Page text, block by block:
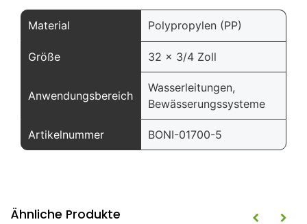
Material Polypropylen (PP)
Größe 32 x 3/4 Zoll
Anwendungsbereich
Wasserleitungen,
Bewässerungssysteme
Artikelnummer BONI-01700-5
Ähnliche Produkte